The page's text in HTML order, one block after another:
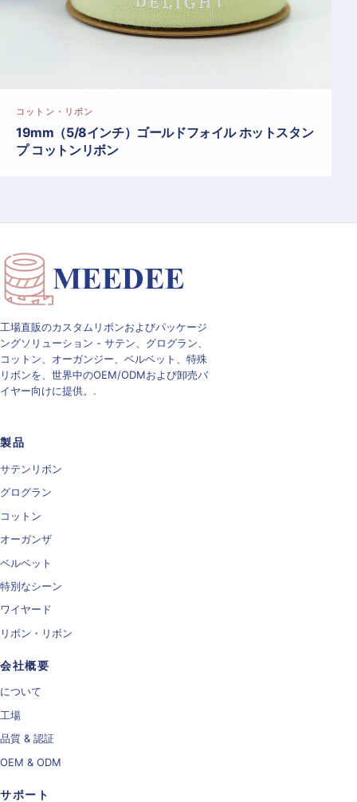
コットン・リボン
19mm（5/8インチ）ゴールドフォイル ホットスタン
プ コットンリボン
工場直販のカスタムリボンおよびパッケージ
ングソリューション - サテン、グログラン、
コットン、オーガンジー、ベルベット、特殊
リボンを、世界中のOEM/ODMおよび卸売バ
イヤー向けに提供。.
製品
サテンリボン
グログラン
コットン
オーガンザ
ベルベット
特別なシーン
ワイヤード
リボン・リボン
会社概要
について
工場
品質 & 認証
OEM & ODM
サポート